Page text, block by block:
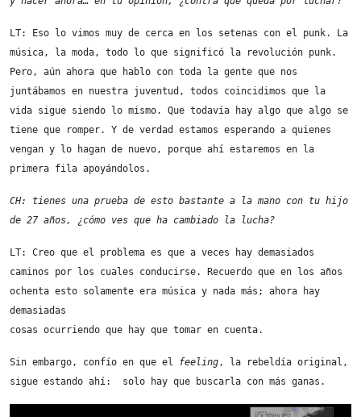
LT: Eso lo vimos muy de cerca en los setenas con el punk. La
música, la moda, todo lo que significó la revolución punk.
Pero, aún ahora que hablo con toda la gente que nos
juntábamos en nuestra juventud, todos coincidimos que la
vida sigue siendo lo mismo. Que todavía hay algo que algo se
tiene que romper. Y de verdad estamos esperando a quienes
vengan y lo hagan de nuevo, porque ahí estaremos en la
primera fila apoyándolos.
CH: tienes una prueba de esto bastante a la mano con tu hijo
de 27 años, ¿cómo ves que ha cambiado la lucha?
LT: Creo que el problema es que a veces hay demasiados
caminos por los cuales conducirse. Recuerdo que en los años
ochenta esto solamente era música y nada más; ahora hay
demasiadas
cosas ocurriendo que hay que tomar en cuenta.
Sin embargo, confío en que el feeling, la rebeldía original,
sigue estando ahí:  solo hay que buscarla con más ganas.